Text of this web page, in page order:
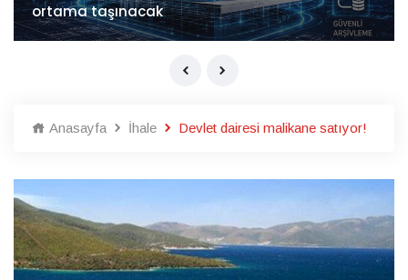
ortama taşınacak
Anasayfa İhale Devlet dairesi malikane satıyor!